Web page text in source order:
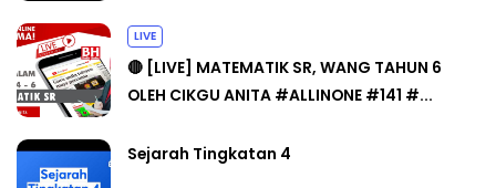
LIVE
🔴 [LIVE] MATEMATIK SR, WANG TAHUN 6
OLEH CIKGU ANITA #ALLINONE #141 #...
Sejarah Tingkatan 4